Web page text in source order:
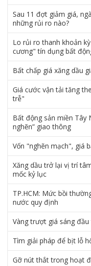
Sau 11 đợt giảm giá,
những rủi ro nào?
Lo rủi ro thanh khoản
cương" tín dụng bất
Bất chấp giá xăng dầu
Giá cước vận tải tăng
trễ"
Bất động sản miền Tây
nghẽn” giao thông
Vốn "nghẽn mạch", giá
Xăng dầu trở lại vị trí
mốc kỷ lục
TP.HCM: Mức bồi
nước quy định
Vàng trượt giá sáng
Tìm giải pháp để bịt lỗ
Gỡ nút thắt trong hoạt